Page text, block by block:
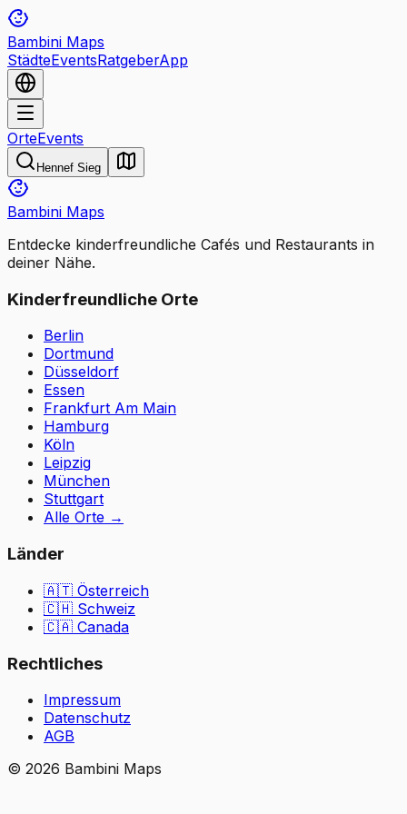
Bambini Maps
StädteEventsRatgeberApp
OrteEvents
Hennef Sieg
Bambini Maps
Entdecke kinderfreundliche Cafés und Restaurants in
deiner Nähe.
Kinderfreundliche Orte
Berlin
Dortmund
Düsseldorf
Essen
Frankfurt Am Main
Hamburg
Köln
Leipzig
München
Stuttgart
Alle Orte →
Länder
🇦🇹 Österreich
🇨🇭 Schweiz
🇨🇦 Canada
Rechtliches
Impressum
Datenschutz
AGB
© 2026 Bambini Maps